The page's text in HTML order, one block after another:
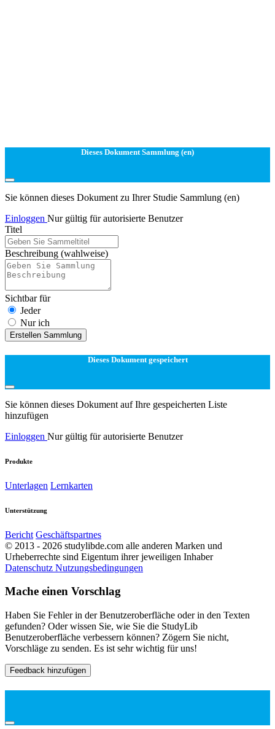
Dieses Dokument Sammlung (en)
Sie können dieses Dokument zu Ihrer Studie Sammlung (en)
Einloggen Nur gültig für autorisierte Benutzer
Titel
Beschreibung (wahlweise)
Sichtbar für
Jeder
Nur ich
Erstellen Sammlung
Dieses Dokument gespeichert
Sie können dieses Dokument auf Ihre gespeicherten Liste
hinzufügen
Einloggen Nur gültig für autorisierte Benutzer
Produkte
Unterlagen Lernkarten
Unterstützung
Bericht Geschäftspartnes
© 2013 - 2026 studylibde.com alle anderen Marken und
Urheberrechte sind Eigentum ihrer jeweiligen Inhaber
Datenschutz Nutzungsbedingungen
Mache einen Vorschlag
Haben Sie Fehler in der Benutzeroberfläche oder in den Texten
gefunden? Oder wissen Sie, wie Sie die StudyLib
Benutzeroberfläche verbessern können? Zögern Sie nicht,
Vorschläge zu senden. Es ist sehr wichtig für uns!
Feedback hinzufügen